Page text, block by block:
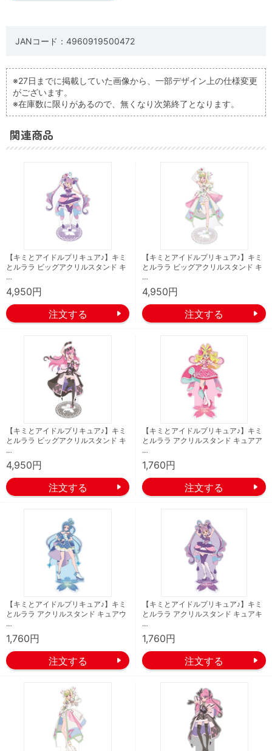
JANコード：4960919500472
※27日までに掲載していた画像から、一部デザイン上の仕様変更
がございます。
※在庫数に限りがあるので、無くなり次第終了となります。
関連商品
【キミとアイドルプリキュア♪】キミ
とルララ ビッグアクリルスタンド キ
…
4,950円
【キミとアイドルプリキュア♪】キミ
とルララ ビッグアクリルスタンド キ
…
4,950円
【キミとアイドルプリキュア♪】キミ
とルララ ビッグアクリルスタンド キ
…
4,950円
【キミとアイドルプリキュア♪】キミ
とルララ アクリルスタンド キュアア
…
1,760円
【キミとアイドルプリキュア♪】キミ
とルララ アクリルスタンド キュアウ
…
1,760円
【キミとアイドルプリキュア♪】キミ
とルララ アクリルスタンド キュアキ
…
1,760円